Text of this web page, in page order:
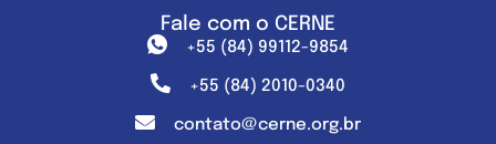
Fale com o CERNE
+55 (84) 99112-9854
+55 (84) 2010-0340
contato@cerne.org.br